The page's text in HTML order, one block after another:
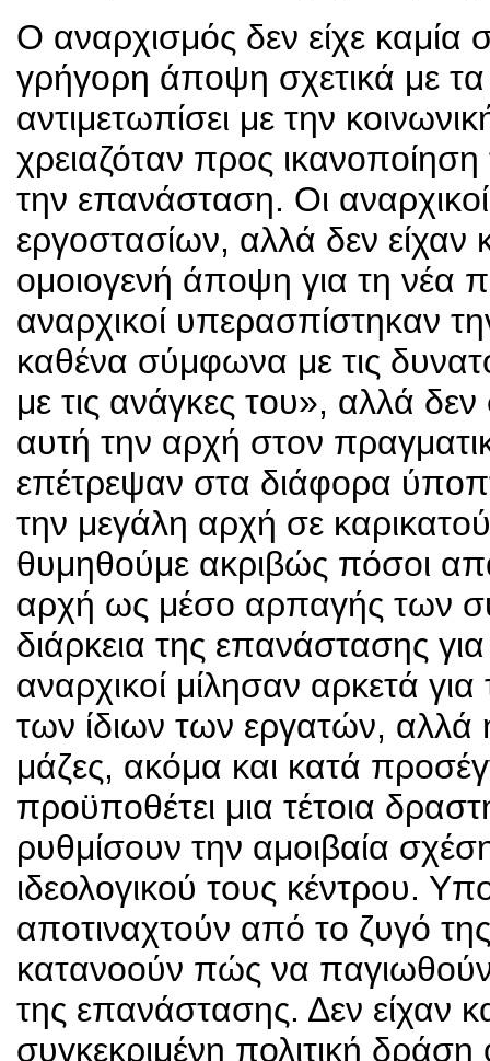
Ο αναρχισμός δεν είχε
γρήγορη άποψη σχετικά με
αντιμετωπίσει με την
χρειαζόταν προς
την επανάσταση. Οι
εργοστασίων, αλλά δεν είχαν
ομοιογενή άποψη για τη νέα
αναρχικοί υπερασπίστηκαν
καθένα σύμφωνα με τις
με τις ανάγκες του», αλλά
αυτή την αρχή στον
επέτρεψαν στα διάφορα
την μεγάλη αρχή σε
θυμηθούμε ακριβώς πόσοι
αρχή ως μέσο αρπαγής των
διάρκεια της επανάστασης
αναρχικοί μίλησαν αρκετά
των ίδιων των εργατών, αλλά
μάζες, ακόμα και κατά
προϋποθέτει μια τέτοια
ρυθμίσουν την αμοιβαία
ιδεολογικού τους κέντρου.
αποτιναχτούν από το ζυγό
κατανοούν πώς να
της επανάστασης. Δεν είχαν
συγκεκριμένη πολιτική